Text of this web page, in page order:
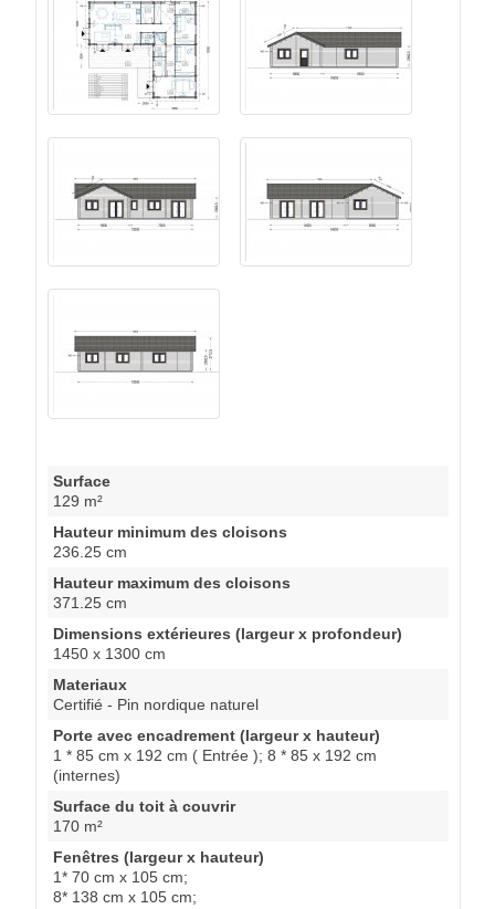
Surface
129 m²
Hauteur minimum des cloisons
236.25 cm
Hauteur maximum des cloisons
371.25 cm
Dimensions extérieures (largeur x profondeur)
1450 x 1300 cm
Materiaux
Certifié - Pin nordique naturel
Porte avec encadrement (largeur x hauteur)
1 * 85 cm x 192 cm ( Entrée ); 8 * 85 x 192 cm
(internes)
Surface du toit à couvrir
170 m²
Fenêtres (largeur x hauteur)
1* 70 cm x 105 cm;
8* 138 cm x 105 cm;